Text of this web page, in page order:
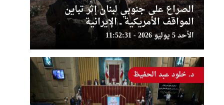
الصراع على جنوبي لبنان إثر تباين
المواقف الأمريكية ــ الإيرانية
الأحد 5 يوليو 2026 - 11:52:31
د. خلود عبد الحفيظ